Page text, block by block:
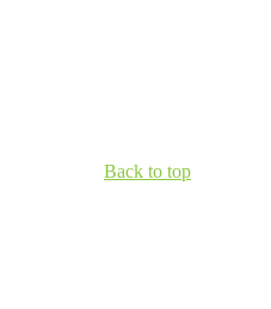
Back to top